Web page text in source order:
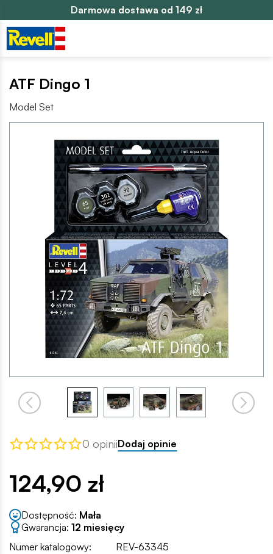
Darmowa dostawa od 149 zł
ATF Dingo 1
Model Set
0 opiniiDodaj opinie
124,90 zł
Dostępność: Mała
Gwarancja: 12 miesięcy
Numer katalogowy:
REV-63345